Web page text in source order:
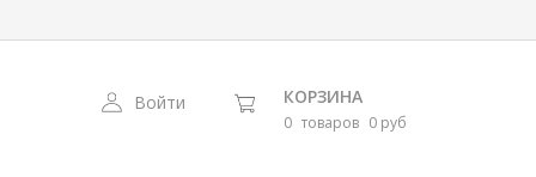
Войти КОРЗИНА
0 товаров 0 руб